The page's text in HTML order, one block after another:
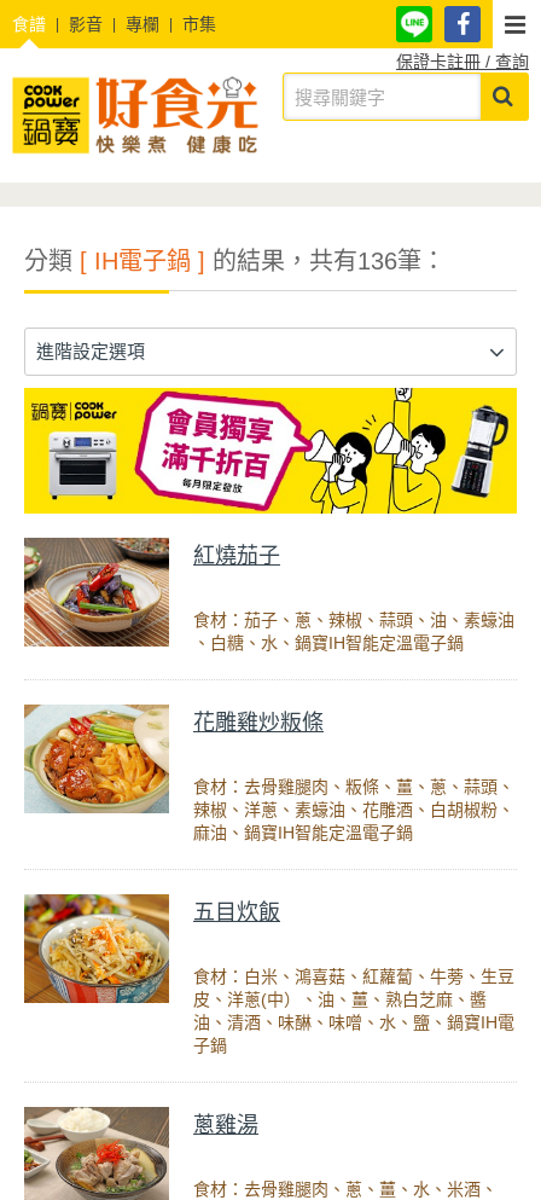
食譜 影音 專欄
市集
保證卡註冊 / 查詢
分類 [ IH電子鍋 ] 的結果，共有136筆：
進階設定選項
紅燒茄子
食材：茄子、蔥、辣椒、蒜頭、油、素蠔油
、白糖、水、鍋寶IH智能定溫電子鍋
花雕雞炒粄條
食材：去骨雞腿肉、粄條、薑、蔥、蒜頭、
辣椒、洋蔥、素蠔油、花雕酒、白胡椒粉、
麻油、鍋寶IH智能定溫電子鍋
五目炊飯
食材：白米、鴻喜菇、紅蘿蔔、牛蒡、生豆
皮、洋蔥(中）、油、薑、熟白芝麻、醬
油、清酒、味醂、味噌、水、鹽、鍋寶IH電
子鍋
蔥雞湯
食材：去骨雞腿肉、蔥、薑、水、米酒、